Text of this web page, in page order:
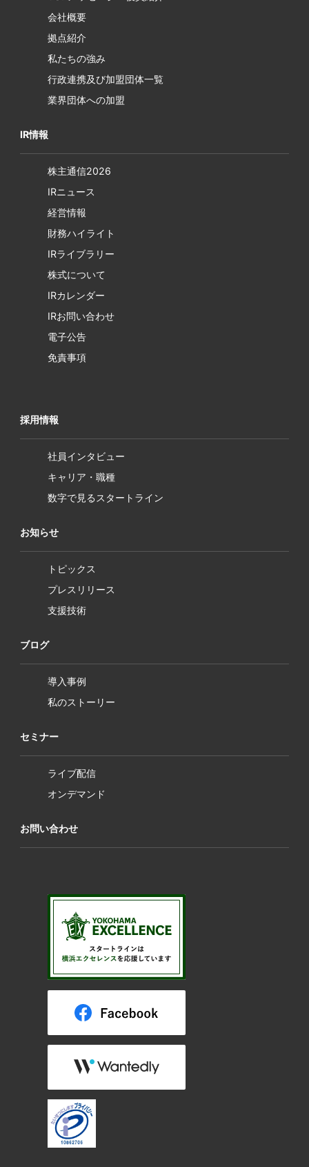
会社概要
拠点紹介
私たちの強み
行政連携及び加盟団体一覧
業界団体への加盟
IR情報
株主通信2026
IRニュース
経営情報
財務ハイライト
IRライブラリー
株式について
IRカレンダー
IRお問い合わせ
電子公告
免責事項
採用情報
社員インタビュー
キャリア・職種
数字で見るスタートライン
お知らせ
トピックス
プレスリリース
支援技術
ブログ
導入事例
私のストーリー
セミナー
ライブ配信
オンデマンド
お問い合わせ